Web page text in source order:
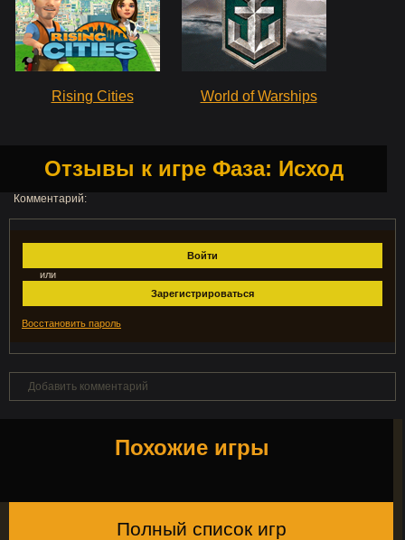
Rising Cities World of Warships
Отзывы к игре Фаза: Исход
Комментарий:
Войти
или
Зарегистрироваться
Восстановить пароль
Добавить комментарий
Похожие игры
Полный список игр